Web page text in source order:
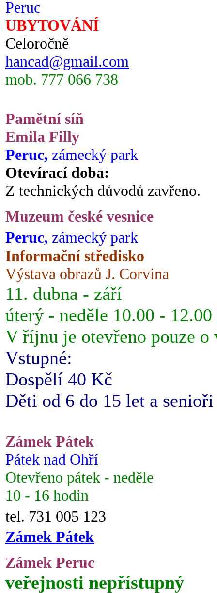
Peruc
UBYTOVÁNÍ
Celoročně
hancad@gmail.com
mob. 777 066 738
Pamětní síň
Emila Filly
Peruc, zámecký park
Otevírací doba:
Z technických důvodů zavřeno.
Muzeum české vesnice
Peruc, zámecký park
Informační středisko
Výstava obrazů J. Corvina
11. dubna - září
úterý - neděle 10.00 -
V říjnu je otevřeno pouze o
Vstupné:
Dospělí 40 Kč
Děti od 6 do 15 let a
Zámek Pátek
Pátek nad Ohří
Otevřeno pátek - neděle
10 - 16 hodin
tel. 731 005 123
Zámek Pátek
Zámek Peruc
veřejnosti nepřístupný